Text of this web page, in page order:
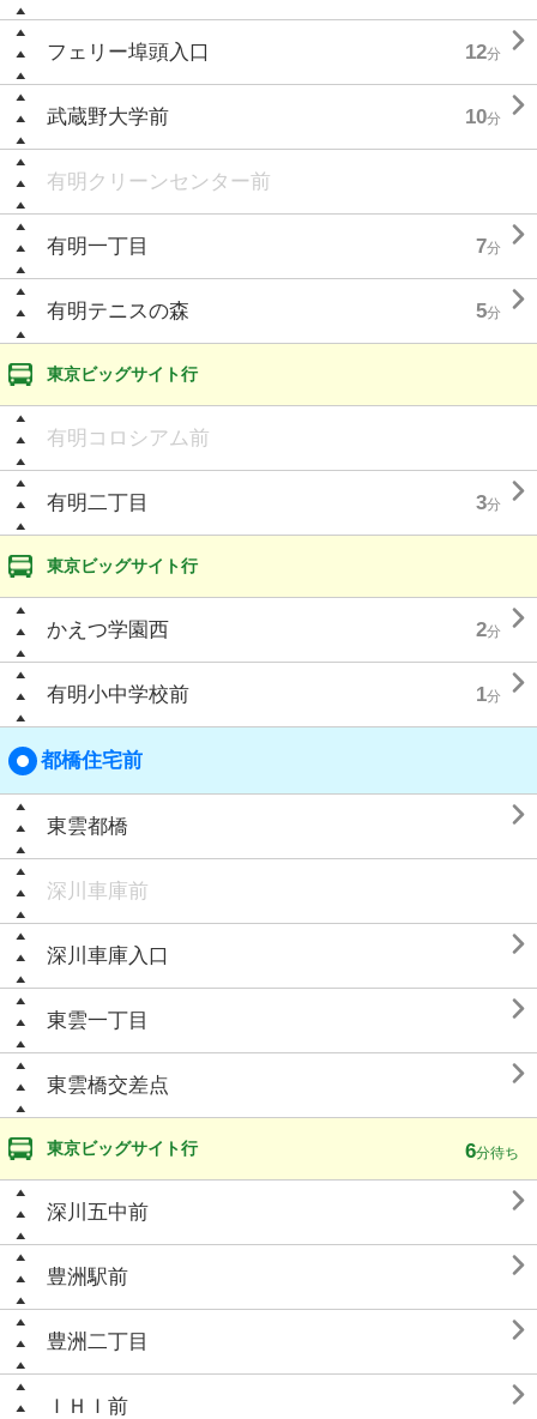
フェリー埠頭入口 12分 
武蔵野大学前 10分 
有明クリーンセンター前
有明一丁目 7分 
有明テニスの森 5分 
東京ビッグサイト行
有明コロシアム前
有明二丁目 3分 
東京ビッグサイト行
かえつ学園西 2分 
有明小中学校前 1分 
都橋住宅前
東雲都橋 
深川車庫前
深川車庫入口 
東雲一丁目 
東雲橋交差点 
東京ビッグサイト行 6分待ち
深川五中前 
豊洲駅前 
豊洲二丁目 
ＩＨＩ前 